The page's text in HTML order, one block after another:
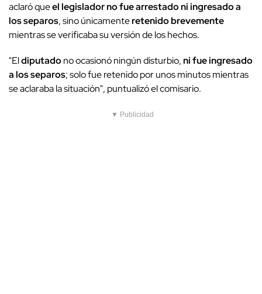
aclaró queel legislador no fue arrestado ni ingresado a
los separos, sino únicamenteretenido brevemente
mientras se verificaba su versión de los hechos.
"Eldiputadono ocasionó ningún disturbio,ni fue ingresado
a los separos; solo fue retenido por unos minutos mientras
se aclaraba la situación", puntualizó el comisario.
▼ Publicidad